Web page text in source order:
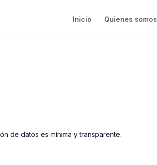
Inicio Quienes somos
de datos es mínima y transparente.